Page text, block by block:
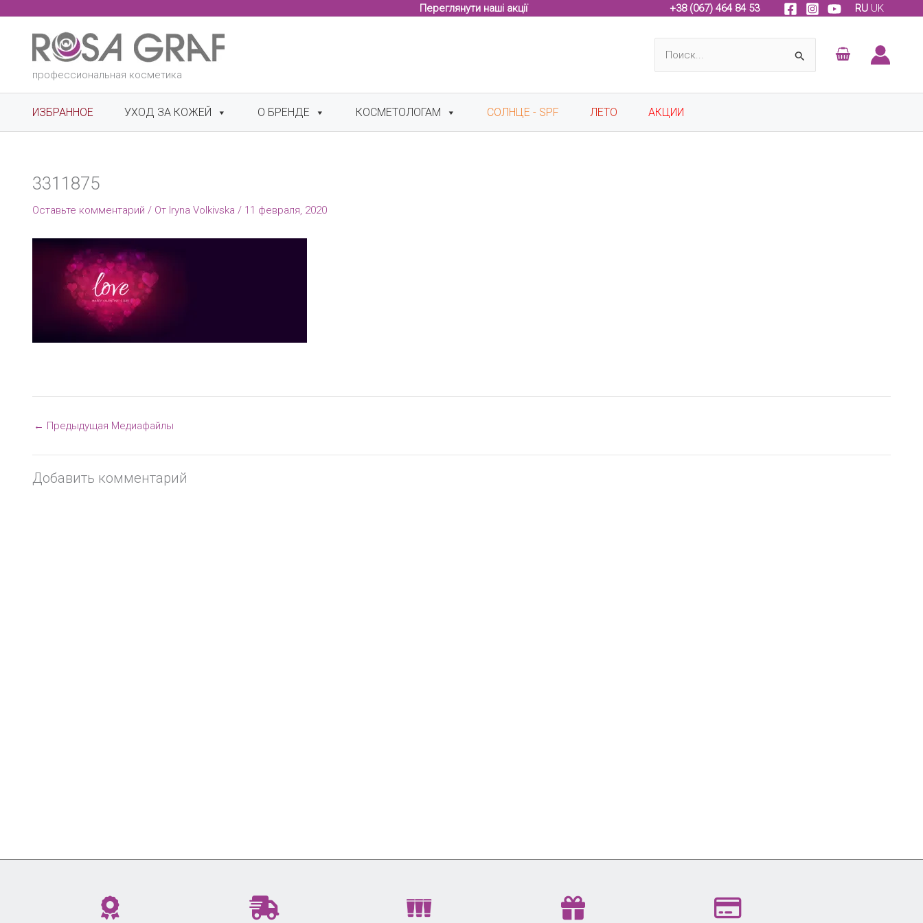
содержимому
Переглянути наші акції +38 (067) 464 84 53 RU UK
профессиональная косметика
ИЗБРАННОЕ УХОД ЗА КОЖЕЙ О БРЕНДЕ КОСМЕТОЛОГАМ СОЛНЦЕ - SPF ЛЕТО АКЦИИ
3311875
Оставьте комментарий / От Iryna Volkivska / 11 февраля, 2020
← Предыдущая Медиафайлы
Добавить комментарий